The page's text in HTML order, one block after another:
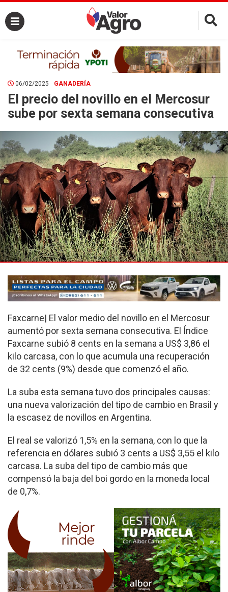
×
06/02/2025 GANADERÍA
El precio del novillo en el Mercosur
sube por sexta semana consecutiva
Faxcarne| El valor medio del novillo en el Mercosur
aumentó por sexta semana consecutiva. El Índice
Faxcarne subió 8 cents en la semana a US$ 3,86 el
kilo carcasa, con lo que acumula una recuperación
de 32 cents (9%) desde que comenzó el año.
La suba esta semana tuvo dos principales causas:
una nueva valorización del tipo de cambio en Brasil y
la escasez de novillos en Argentina.
El real se valorizó 1,5% en la semana, con lo que la
referencia en dólares subió 3 cents a US$ 3,55 el kilo
carcasa. La suba del tipo de cambio más que
compensó la baja del boi gordo en la moneda local
de 0,7%.